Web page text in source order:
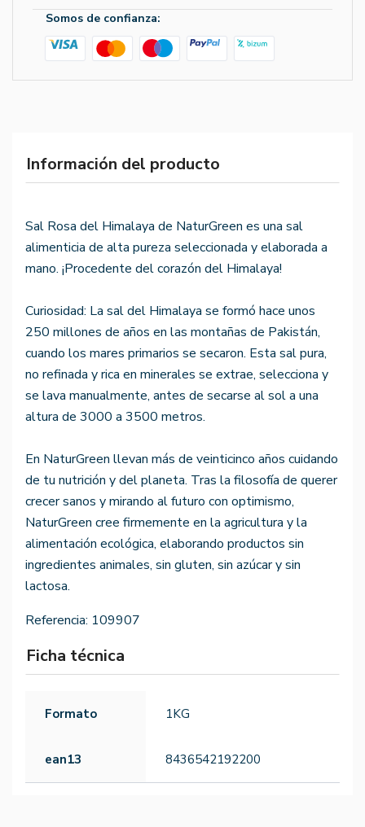
Somos de confianza:
Información del producto
Sal Rosa del Himalaya de NaturGreen es una sal
alimenticia de alta pureza seleccionada y elaborada a
mano. ¡Procedente del corazón del Himalaya!
Curiosidad: La sal del Himalaya se formó hace unos
250 millones de años en las montañas de Pakistán,
cuando los mares primarios se secaron. Esta sal pura,
no refinada y rica en minerales se extrae, selecciona y
se lava manualmente, antes de secarse al sol a una
altura de 3000 a 3500 metros.
En NaturGreen llevan más de veinticinco años cuidando
de tu nutrición y del planeta. Tras la filosofía de querer
crecer sanos y mirando al futuro con optimismo,
NaturGreen cree firmemente en la agricultura y la
alimentación ecológica, elaborando productos sin
ingredientes animales, sin gluten, sin azúcar y sin
lactosa.
Referencia: 109907
Ficha técnica
Formato 1KG
ean13 8436542192200